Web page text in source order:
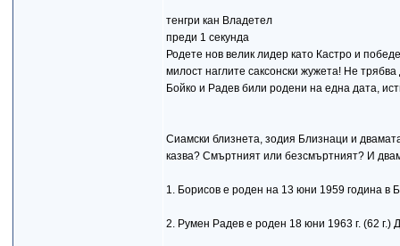
тенгри кан Владетел
преди 1 секунда
Родете нов велик лидер като Кастро и
милост наглите саксонски жужета! Не
Бойко и Радев били родени на една дата,
Сиамски близнета, зодия Близнаци и
казва? Смъртният или безсмъртният? И
1. Борисов е роден на 13 юни 1959 година в
2. Румен Радев е роден 18 юни 1963 г. (62 г.)